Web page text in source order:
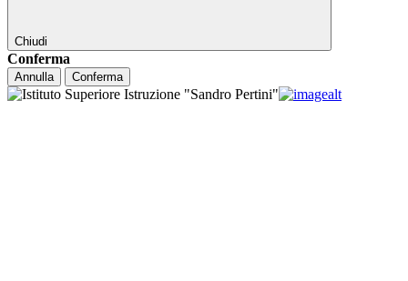
Chiudi
Conferma
Annulla Conferma